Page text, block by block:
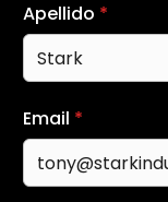
Apellido *
Email *